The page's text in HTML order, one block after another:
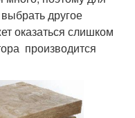
другое
оказаться слишком
производится